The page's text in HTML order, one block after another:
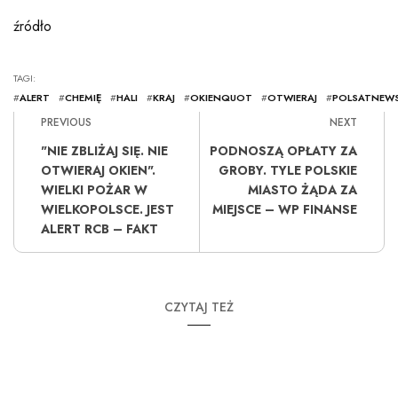
źródło
TAGI:
#ALERT #CHEMIĘ #HALI #KRAJ #OKIENQUOT #OTWIERAJ #
PREVIOUS
"NIE ZBLIŻAJ SIĘ. NIE
OTWIERAJ OKIEN".
WIELKI POŻAR W
WIELKOPOLSCE. JEST
ALERT RCB – FAKT
NEXT
PODNOSZĄ OPŁATY ZA
GROBY. TYLE POLSKIE
MIASTO ŻĄDA ZA
MIEJSCE – WP FINANSE
CZYTAJ TEŻ